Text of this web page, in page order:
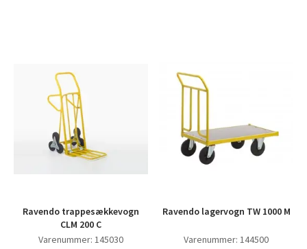
Ravendo trappesækkevogn
CLM 200 C
Varenummer: 145030
Ravendo lagervogn TW 1000 M
Varenummer: 144500